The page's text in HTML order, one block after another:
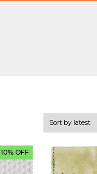
10% OFF